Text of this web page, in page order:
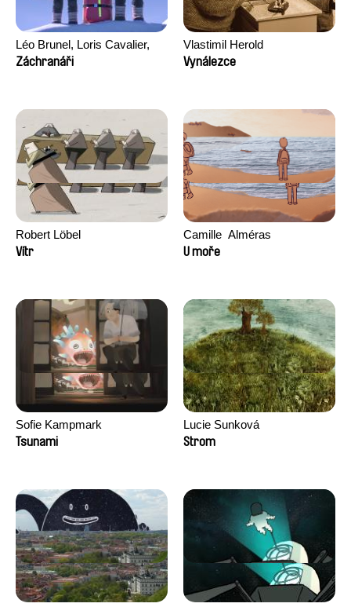
Léo Brunel, Loris Cavalier,
Camille Jalabert, Oscar Malet
Záchranáři
Vlastimil Herold
Vynálezce
Robert Löbel
Vítr
Camille​ ​ ​Alméras
U moře
Sofie Kampmark
Tsunami
Lucie Sunková
Strom